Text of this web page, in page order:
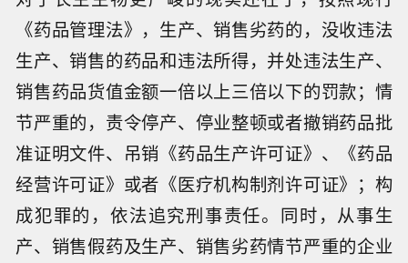
《药品管理法》，生产、销售劣药的，没收违法
生产、销售的药品和违法所得，并处违法生产、
销售药品货值金额一倍以上三倍以下的罚款；情
节严重的，责令停产、停业整顿或者撤销药品批
准证明文件、吊销《药品生产许可证》、《药品
经营许可证》或者《医疗机构制剂许可证》；构
成犯罪的，依法追究刑事责任。同时，从事生
产、销售假药及生产、销售劣药情节严重的企业